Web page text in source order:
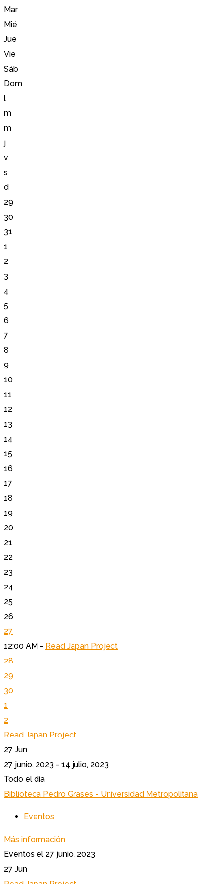
Mar
Mié
Jue
Vie
Sáb
Dom
l
m
m
j
v
s
d
29
30
31
1
2
3
4
5
6
7
8
9
10
11
12
13
14
15
16
17
18
19
20
21
22
23
24
25
26
27
12:00 AM - Read Japan Project
28
29
30
1
2
Read Japan Project
27 Jun
27 junio, 2023 - 14 julio, 2023
Todo el día
Biblioteca Pedro Grases - Universidad Metropolitana
Eventos
Más información
Eventos el 27 junio, 2023
27 Jun